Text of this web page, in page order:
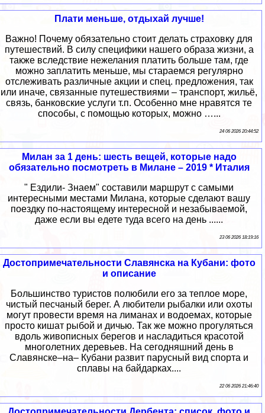
Плати меньше, отдыхай лучше!
Важно! Почему обязательно стоит делать страховку для
путешествий. В силу специфики нашего образа жизни, а
также вследствие нежелания платить больше там, где
можно заплатить меньше, мы стараемся регулярно
отслеживать различные акции и спец. предложения, так
или иначе, связанные путешествиями – транспорт, жильё,
связь, банковские услуги т.п. Особенно мне нравятся те
способы, с помощью которых, можно …...
24 06 2026 20:44:52
Милан за 1 день: шесть вещей, которые надо
обязательно посмотреть в Милане – 2019 * Италия
" Ездили- Знаем" составили маршрут с самыми
интересными местами Милана, которые сделают вашу
поездку по-настоящему интересной и незабываемой,
даже если вы едете туда всего на день ......
23 06 2026 18:19:16
Достопримечательности Славянска на Кубани: фото
и описание
Большинство туристов полюбили его за теплое море,
чистый песчаный берег. А любители рыбалки или охоты
могут провести время на лиманах и водоемах, которые
просто кишат рыбой и дичью. Так же можно прогуляться
вдоль живописных берегов и насладиться красотой
многолетних деревьев. На сегодняшний день в
Славянске–на– Кубани развит парусный вид спорта и
сплавы на байдарках....
22 06 2026 21:46:40